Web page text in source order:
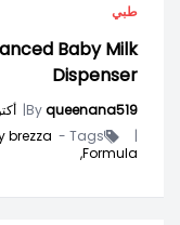
طبي
Baby Milk
Dispenser
Byqueenana519
|
|
Tags -
brezza,
Formula,